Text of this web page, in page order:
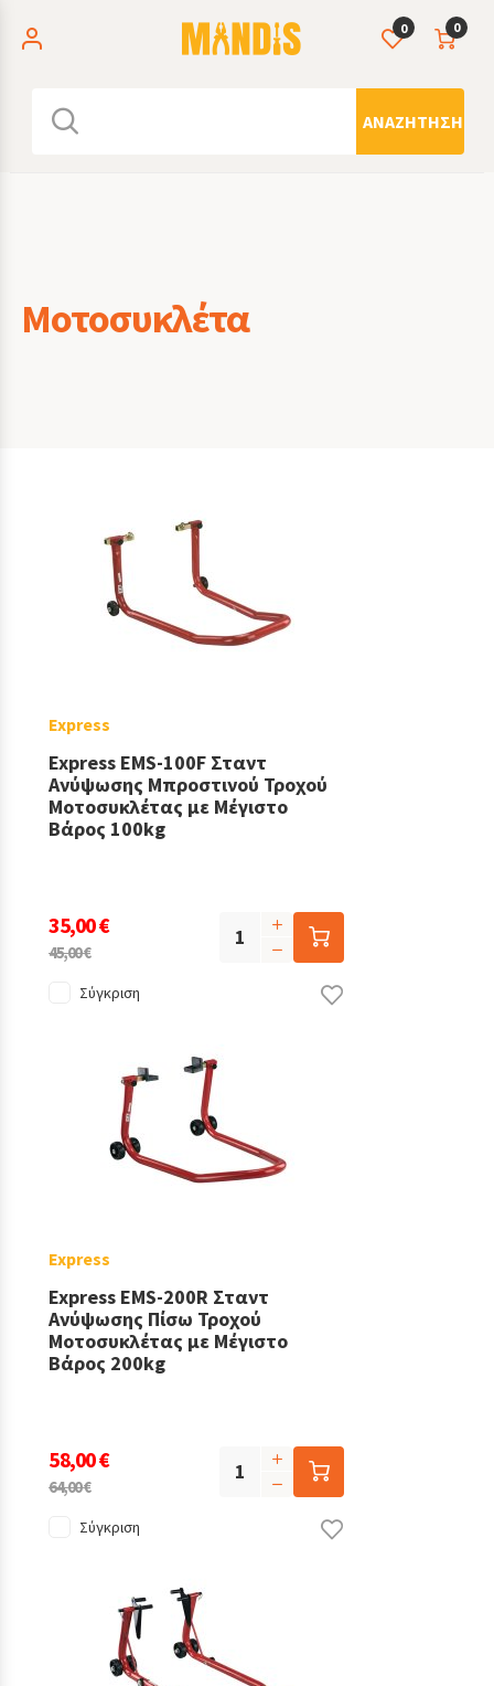
0
ΑΝΑΖΉΤΗΣΗ
0
Μοτοσυκλέτα
Express
Express EMS-100F Σταντ
Ανύψωσης Μπροστινού Τροχού
Μοτοσυκλέτας με Μέγιστο
Βάρος 100kg
35,00 €
45,00 €
Σύγκριση
Express
Express EMS-200R Σταντ
Ανύψωσης Πίσω Τροχού
Μοτοσυκλέτας με Μέγιστο
Βάρος 200kg
58,00 €
64,00 €
Σύγκριση